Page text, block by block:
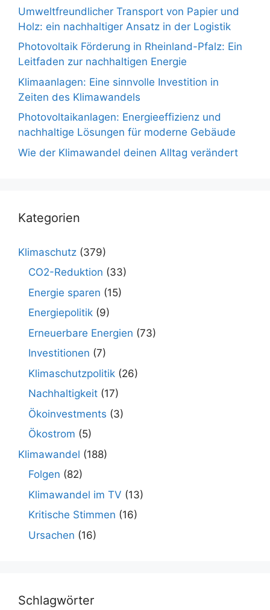
Umweltfreundlicher Transport von Papier und
Holz: ein nachhaltiger Ansatz in der Logistik
Photovoltaik Förderung in Rheinland-Pfalz: Ein
Leitfaden zur nachhaltigen Energie
Klimaanlagen: Eine sinnvolle Investition in
Zeiten des Klimawandels
Photovoltaikanlagen: Energieeffizienz und
nachhaltige Lösungen für moderne Gebäude
Wie der Klimawandel deinen Alltag verändert
Kategorien
Klimaschutz (379)
CO2-Reduktion (33)
Energie sparen (15)
Energiepolitik (9)
Erneuerbare Energien (73)
Investitionen (7)
Klimaschutzpolitik (26)
Nachhaltigkeit (17)
Ökoinvestments (3)
Ökostrom (5)
Klimawandel (188)
Folgen (82)
Klimawandel im TV (13)
Kritische Stimmen (16)
Ursachen (16)
Schlagwörter